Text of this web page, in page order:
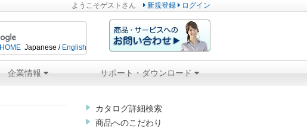
ようこそゲスト さん 新規登録 ログイン
Japanese / English
HOME
企業情報 サポート・ダウンロード
カタログ詳細検索
商品へのこだわり